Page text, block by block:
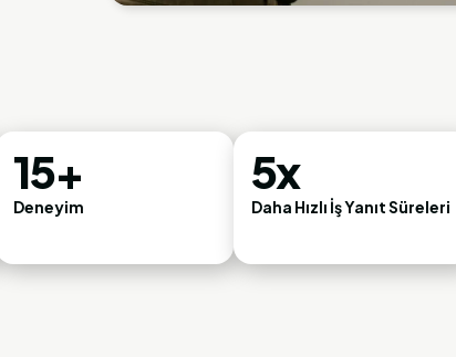
15+
Deneyim
5x
Daha Hızlı İş Yanıt Süreleri